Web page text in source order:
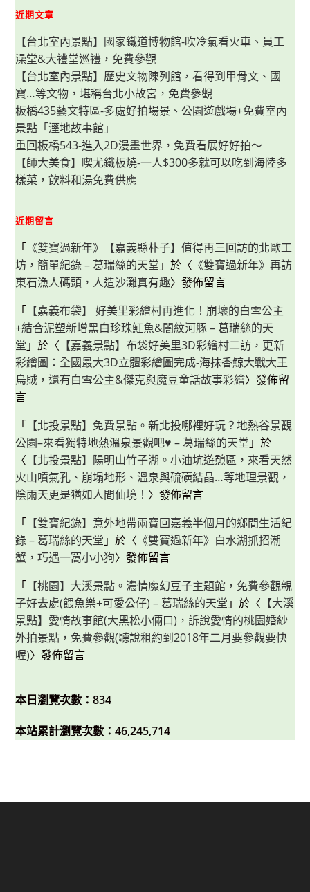
能
叫
瓦
斯，
新
型
防
爆
氣
瓶、
物
流
士
免
進
門，
近期文章
【台北室內景點】國家鐵道博物館-吹冷氣看火車、員工
澡堂&大禮堂巡禮，免費參觀
【台北室內景點】歷史文物陳列館，看得到甲骨文、國
寶…等文物，堪稱台北小故宮，免費參觀
板橋435藝文特區-多處好拍場景、公園遊戲場+免費室內
景點「溼地故事館」
重回板橋543-進入2D漫畫世界，免費看展好好拍～
【師大美食】喫尤鐵板燒-一人$300多就可以吃到海陸多
樣菜，飲料和湯免費供應
近期留言
「 《雙寶過新年》【嘉義縣朴子】值得再三回訪的北歐工
坊，簡單紀錄 – 葛瑞絲的天堂 」於〈 《雙寶過新年》再訪
東石漁人碼頭，人造沙灘真有趣〉發佈留言
「 【嘉義布袋】 好美里彩繪村再進化！崩壞的白雪公主
+結合泥塑新增黑白珍珠魟魚&闇紋河豚 – 葛瑞絲的天
堂 」於〈 【嘉義景點】布袋好美里3D彩繪村二訪，更新
彩繪圖：全國最大3D立體彩繪圖完成-海抹香鯨大戰大王
烏賊，還有白雪公主&傑克與魔豆童話故事彩繪〉發佈留
言
「 【北投景點】免費景點。新北投哪裡好玩？地熱谷景觀
公園–來看獨特地熱溫泉景觀吧♥ – 葛瑞絲的天堂 」於
〈 【北投景點】陽明山竹子湖。小油坑遊憩區，來看天然
火山噴氣孔、崩塌地形、溫泉與硫磺結晶…等地理景觀，
陰雨天更是猶如人間仙境！ 〉發佈留言
「 【雙寶紀錄】意外地帶兩寶回嘉義半個月的鄉間生活紀
錄 – 葛瑞絲的天堂 」於〈 《雙寶過新年》白水湖抓招潮
蟹，巧遇一窩小小狗〉發佈留言
「 【桃園】大溪景點。濃情魔幻豆子主題館，免費參觀親
子好去處(餵魚樂+可愛公仔) – 葛瑞絲的天堂 」於〈 【大溪
景點】愛情故事館(大黑松小倆口)，訴說愛情的桃園婚紗
外拍景點，免費參觀(聽說租約到2018年二月要參觀要快
喔)〉發佈留言
本日瀏覽次數：834
本站累計瀏覽次數：46,245,714